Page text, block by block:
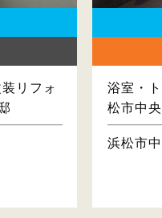
リフォ
浴室・
松市中
浜松市